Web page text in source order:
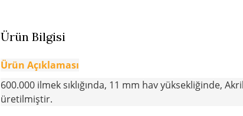
Ürün Bilgisi
Ürün Açıklaması
600.000 ilmek sıklığında, 11 mm hav yüksekliğinde,
üretilmiştir.